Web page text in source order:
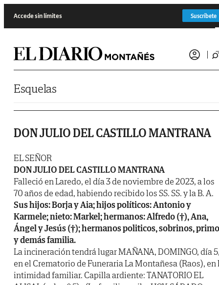
Accede sin límites Suscríbete
Esquelas
DON JULIO DEL CASTILLO MANTRANA
EL SEÑOR
DON JULIO DEL CASTILLO MANTRANA
Falleció en Laredo, el día 3 de noviembre de 2023, a los
70 años de edad, habiendo recibido los SS. SS. y la B. A.
Sus hijos: Borja y Aia; hijos políticos: Antonio y
Karmele; nieto: Markel; hermanos: Alfredo (†), Ana,
Ángel y Jesús (†); hermanos politicos, sobrinos,
y demás familia.
La incineración tendrá lugar MAÑANA, DOMINGO, día
en el Crematorio de Funeraria La Montañesa (Raos), en
intimidad familiar. Capilla ardiente: TANATORIO EL